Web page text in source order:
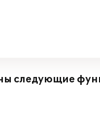
следующие